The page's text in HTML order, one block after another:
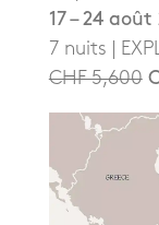
17 – 24 août
7 nuits |
CHF 5,600